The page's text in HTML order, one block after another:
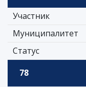
Участник
Муниципалитет
Статус
78